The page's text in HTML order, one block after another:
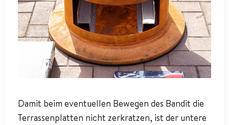
Damit beim eventuellen Bewegen des Bandit die
Terrassenplatten nicht zerkratzen, ist der untere